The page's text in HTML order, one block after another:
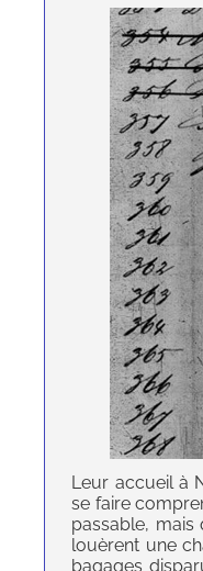
Leur accueil à
se faire
passable,
louèrent une
bagages